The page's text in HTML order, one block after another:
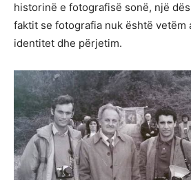
historinë e fotografisë sonë, një
faktit se fotografia nuk është vetëm
identitet dhe përjetim.